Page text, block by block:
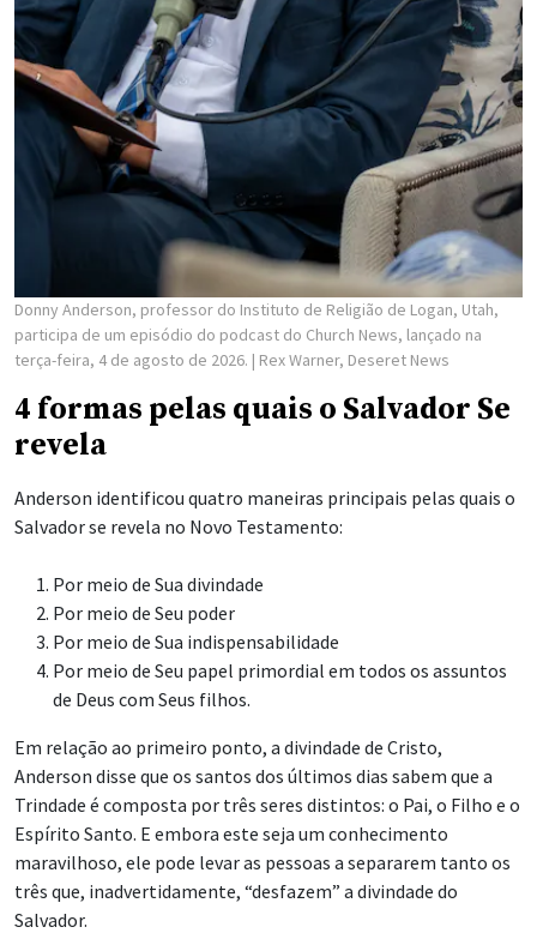
Donny Anderson, professor do Instituto de Religião de Logan, Utah,
participa de um episódio do podcast do Church News, lançado na
terça-feira, 4 de agosto de 2026. | Rex Warner, Deseret News
4 formas pelas quais o Salvador Se
revela
Anderson identificou quatro maneiras principais pelas quais o
Salvador se revela no Novo Testamento:
Por meio de Sua divindade
Por meio de Seu poder
Por meio de Sua indispensabilidade
Por meio de Seu papel primordial em todos os assuntos
de Deus com Seus filhos.
Em relação ao primeiro ponto, a divindade de Cristo,
Anderson disse que os santos dos últimos dias sabem que a
Trindade é composta por três seres distintos: o Pai, o Filho e o
Espírito Santo. E embora este seja um conhecimento
maravilhoso, ele pode levar as pessoas a separarem tanto os
três que, inadvertidamente, “desfazem” a divindade do
Salvador.